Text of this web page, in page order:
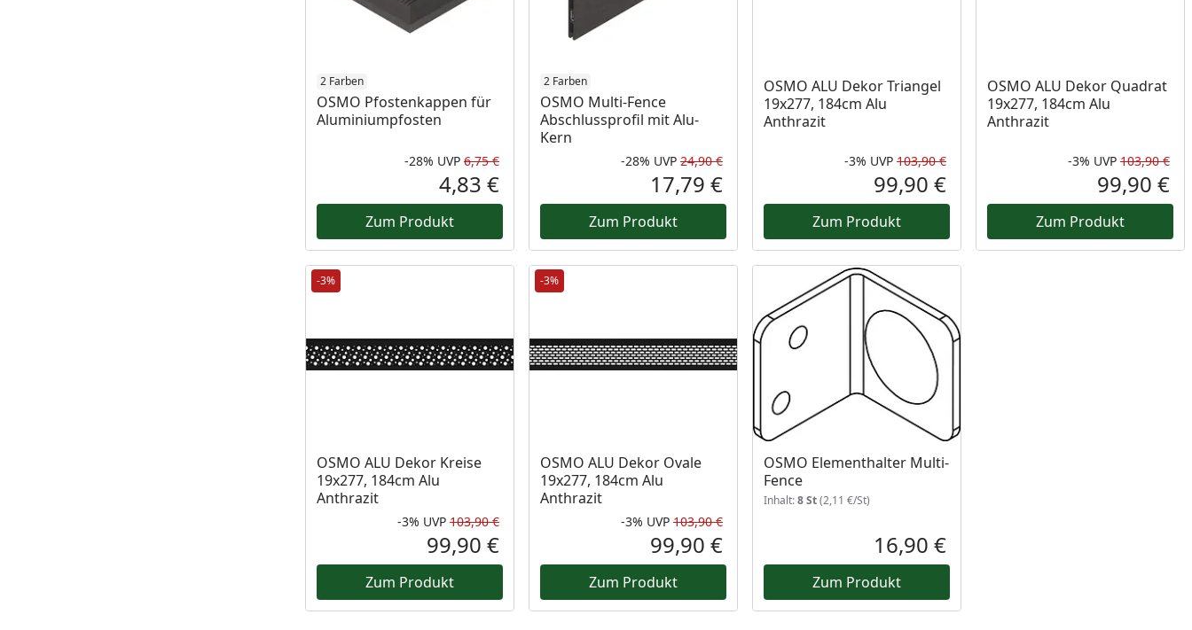
2 Farben
OSMO Pfostenkappen für
Aluminiumpfosten
Rabatt in Prozent
-28%
Ursprünglicher Preis
UVP 6,75 €
Aktueller Preis
4,83 €
Zum Produkt
2 Farben
OSMO Multi-Fence
Abschlussprofil mit Alu-
Kern
Rabatt in Prozent
-28%
Ursprünglicher Preis
UVP 24,90 €
Aktueller Preis
17,79 €
Zum Produkt
OSMO ALU Dekor Triangel
19x277, 184cm Alu
Anthrazit
Rabatt in Prozent
-3%
Ursprünglicher Preis
UVP 103,90 €
Aktueller Preis
99,90 €
Zum Produkt
OSMO ALU Dekor Quadrat
19x277, 184cm Alu
Anthrazit
-3% UVP 103,90 €
99,90 €
Zum Produkt
-3%
OSMO ALU Dekor Kreise
19x277, 184cm Alu
Anthrazit
Rabatt in Prozent
-3%
Ursprünglicher Preis
UVP 103,90 €
Aktueller Preis
99,90 €
Zum Produkt
-3%
OSMO ALU Dekor Ovale
19x277, 184cm Alu
Anthrazit
Rabatt in Prozent
-3%
Ursprünglicher Preis
UVP 103,90 €
Aktueller Preis
99,90 €
Zum Produkt
OSMO Elementhalter Multi-
Fence
Inhalt:8 St(2,11 €/St)
Aktueller Preis
16,90 €
Zum Produkt